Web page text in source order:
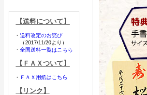
【送料について】
・ 送料改定のお詫び
（2017/11/20より）
・ 全国送料一覧はこちら
【ＦＡＸついて】
・ ＦＡＸ用紙はこちら
【リンク】